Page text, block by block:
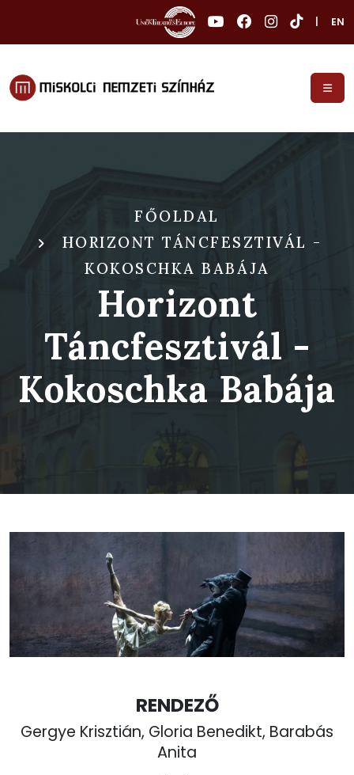
EN
FŐOLDAL
HORIZONT TÁNCFESZTIVÁL -
KOKOSCHKA BABÁJA
Horizont
Táncfesztivál -
Kokoschka Babája
RENDEZŐ
Gergye Krisztián, Gloria Benedikt, Barabás
Anita